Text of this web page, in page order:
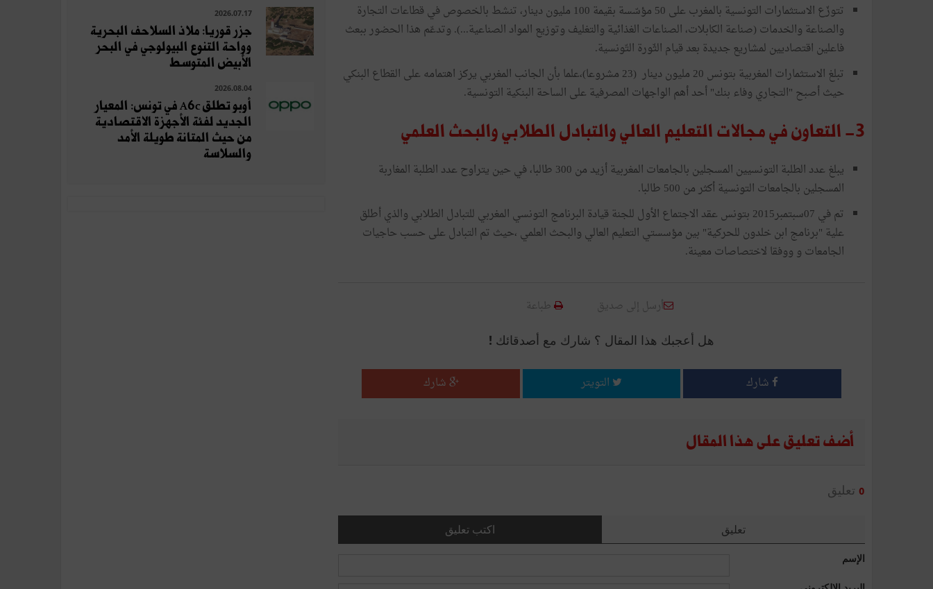
تتوزّع الاستثمارات التونسية بالمغرب على 50 مؤسّسة بقيمة 100 مليون دينار، تنشط بالخصوص في قطاعات التجارة
والصناعة والخدمات (صناعة الكابلات، الصناعات الغذائية والتغليف وتوزيع المواد الصناعية...). وتدعّم هذا الحضور ببعث
فاعلين اقتصاديين لمشاريع جديدة بعد قيام الثّورة التّونسية.
تبلغ الاستثمارات المغربية بتونس 20 مليون دينار (23 مشروعا)،علما بأن الجانب المغربي يركز اهتمامه على القطاع البنكي
حيث أصبح "التجاري وفاء بنك" أحد أهم الواجهات المصرفية على الساحة البنكية التونسية.
3- التعاون في مجالات التعليم العالي والتبادل الطلابي والبحث العلمي
يبلغ عدد الطلبة التونسيين المسجلين بالجامعات المغربية أزيد من 300 طالبا، في حين يتراوح عدد الطلبة المغاربة
المسجلين بالجامعات التونسية أكثر من 500 طالبا.
تم في 07سبتمبر2015 بتونس عقد الاجتماع الأول للجنة قيادة البرنامج التونسي المغربي للتبادل الطلابي والذي أطلق
علية "برنامج ابن خلدون للحركية" بين مؤسستي التعليم العالي والبحث العلمي ،حيث تم التبادل على حسب حاجيات
الجامعات و ووفقا لاختصاصات معينة.
أرسل إلى صديق طباعة
هل أعجبك هذا المقال ؟ شارك مع أصدقائك !
شارك التويتر شارك
أضف تعليق على هذا المقال
0 تعليق
اكتب تعليق تعليق
الإسم
2026.07.17
جزر قوريا: ملاذ السلاحف البحرية
وواحة التنوع البيولوجي في البحر
الأبيض المتوسط
2026.08.04
أوبو تطلق A6c في تونس: المعيار
الجديد لفئة الأجهزة الاقتصادية
من حيث المتانة طويلة الأمد
والسلاسة